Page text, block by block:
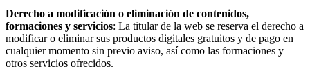
Derecho a modificación o eliminación de contenidos,
formaciones y servicios: La titular de la web se reserva el derecho a
modificar o eliminar sus productos digitales gratuitos y de pago en
cualquier momento sin previo aviso, así como las formaciones y
otros servicios ofrecidos.